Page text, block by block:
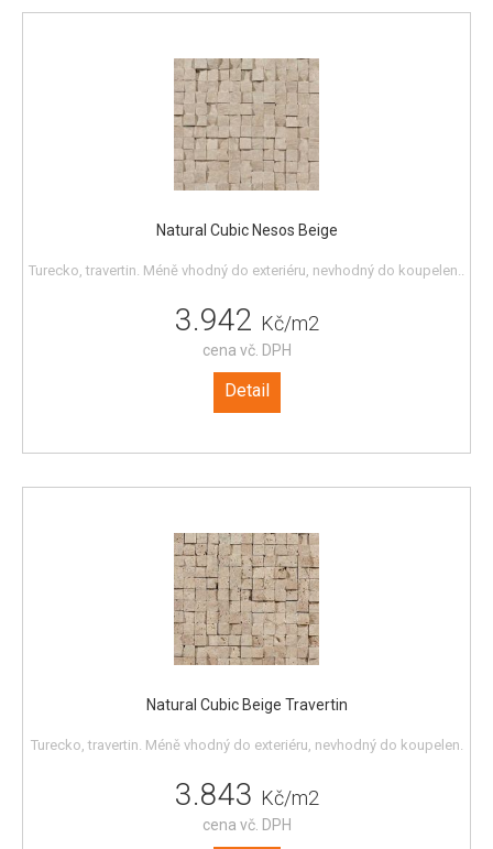
Natural Cubic Nesos Beige
Turecko, travertin. Méně vhodný do exteriéru, nevhodný do koupelen..
3.942 Kč/m2
cena vč. DPH
Detail
Natural Cubic Beige Travertin
Turecko, travertin. Méně vhodný do exteriéru, nevhodný do koupelen.
3.843 Kč/m2
cena vč. DPH